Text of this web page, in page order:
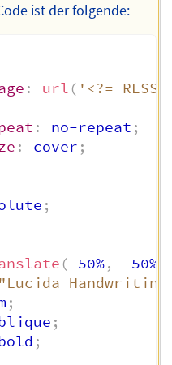
ist der folgende:
: url ( '<?=
: no-repeat ;
: cover ;
;
(-50%, -50%
"Lucida
;
;
;